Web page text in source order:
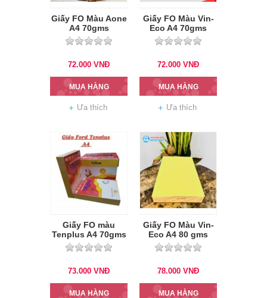
Giấy FO Màu Aone
A4 70gms
72.000 VNĐ
MUA HÀNG
Ưa thích
Giấy FO Màu Vin-
Eco A4 70gms
72.000 VNĐ
MUA HÀNG
Ưa thích
Giấy FO màu
Tenplus A4 70gms
73.000 VNĐ
MUA HÀNG
Giấy FO Màu Vin-
Eco A4 80 gms
78.000 VNĐ
MUA HÀNG